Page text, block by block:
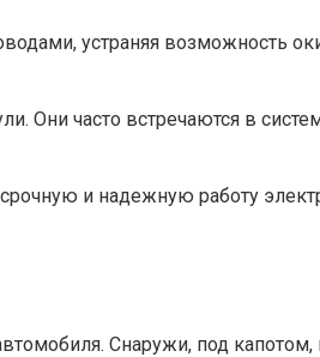
устраняя возможность
Они часто встречаются в
и надежную работу
Снаружи, под